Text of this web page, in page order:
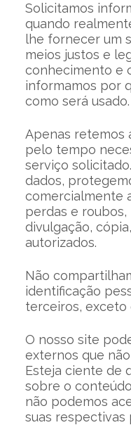
Solicitamos
quando
lhe fornecer um
meios justos e
conhecimento e
informamos por
como será usado.
Apenas retemos
pelo tempo
serviço
dados,
comercialmente
perdas e
divulgação,
autorizados.
Não
identificação
terceiros, exceto
O nosso site
externos que
Esteja ciente de
sobre o
não podemos
suas respectivas